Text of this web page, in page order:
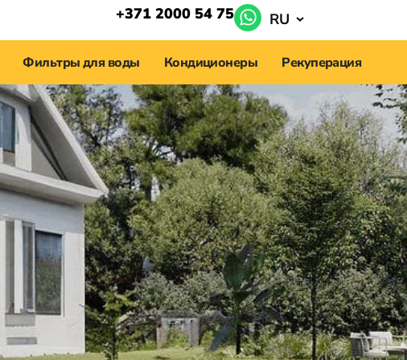
+371 2000 54 75 RU
Фильтры для воды Кондиционеры Рекуперация